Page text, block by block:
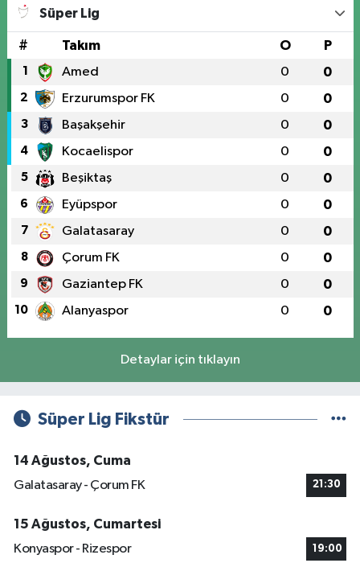
Süper Lig
# Takım O P
1 Amed 0 0
2 Erzurumspor FK 0 0
3 Başakşehir 0 0
4 Kocaelispor 0 0
5 Beşiktaş 0 0
6 Eyüpspor 0 0
7 Galatasaray 0 0
8 Çorum FK 0 0
9 Gaziantep FK 0 0
10 Alanyaspor 0 0
Detaylar için tıklayın
Süper Lig Fikstür
14 Ağustos, Cuma
Galatasaray - Çorum FK
21:30
15 Ağustos, Cumartesi
Konyaspor - Rizespor
19:00